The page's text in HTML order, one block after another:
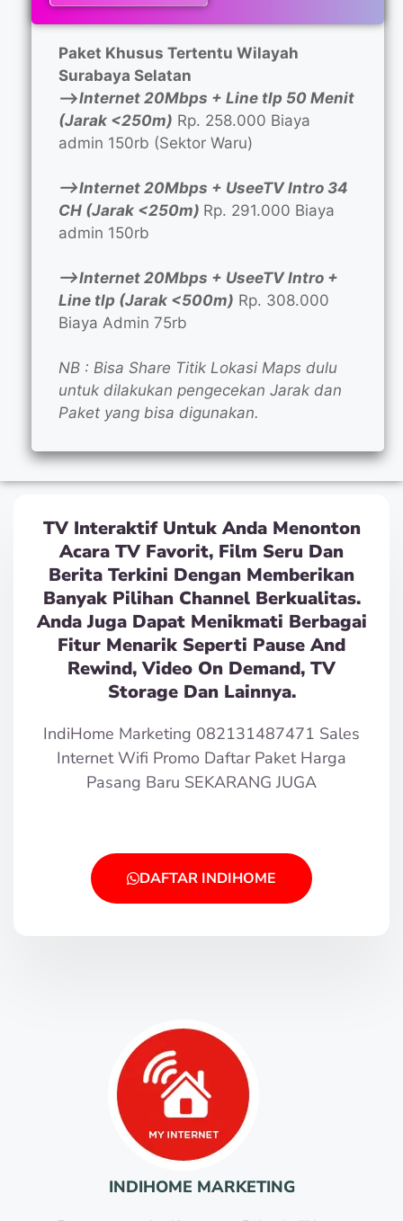
Paket Khusus Tertentu Wilayah
Surabaya Selatan
—>Internet 20Mbps + Line tlp 50 Menit
(Jarak <250m) Rp. 258.000 Biaya
admin 150rb (Sektor Waru)
—>Internet 20Mbps + UseeTV Intro 34
CH (Jarak <250m) Rp. 291.000 Biaya
admin 150rb
—>Internet 20Mbps + UseeTV Intro +
Line tlp (Jarak <500m) Rp. 308.000
Biaya Admin 75rb
NB : Bisa Share Titik Lokasi Maps dulu
untuk dilakukan pengecekan Jarak dan
Paket yang bisa digunakan.
TV Interaktif Untuk Anda Menonton
Acara TV Favorit, Film Seru Dan
Berita Terkini Dengan Memberikan
Banyak Pilihan Channel Berkualitas.
Anda Juga Dapat Menikmati Berbagai
Fitur Menarik Seperti Pause And
Rewind, Video On Demand, TV
Storage Dan Lainnya.
IndiHome Marketing 082131487471 Sales
Internet Wifi Promo Daftar Paket Harga
Pasang Baru SEKARANG JUGA
DAFTAR INDIHOME
INDIHOME MARKETING